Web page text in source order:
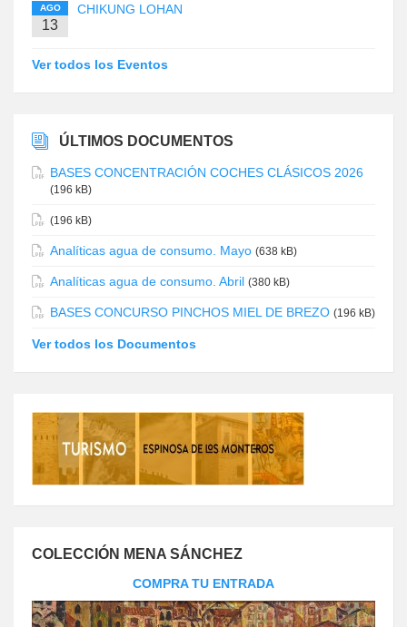
AGO
13
CHIKUNG LOHAN
Ver todos los Eventos
ÚLTIMOS DOCUMENTOS
BASES CONCENTRACIÓN COCHES CLÁSICOS 2026
(196 kB)
(196 kB)
Analíticas agua de consumo. Mayo (638 kB)
Analíticas agua de consumo. Abril (380 kB)
BASES CONCURSO PINCHOS MIEL DE BREZO (196 kB)
Ver todos los Documentos
COLECCIÓN MENA SÁNCHEZ
COMPRA TU ENTRADA